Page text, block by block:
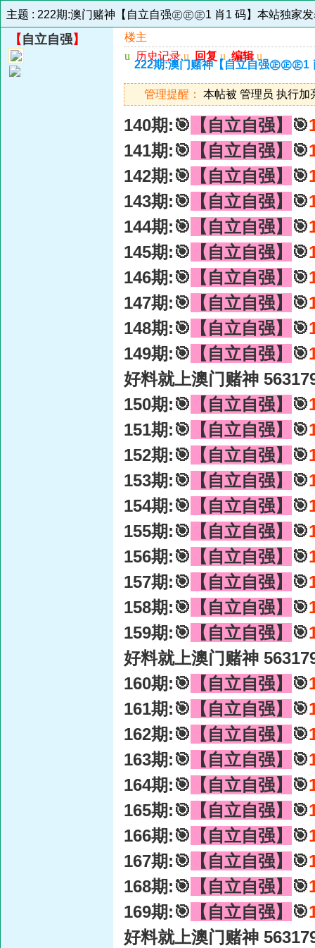
主题 : 222期:澳门赌神【自立自强㊣㊣㊣1 肖1 码】本站独家
【 自立自强】
楼主
u
历史记录 u 回复 u 编辑 u
222期:澳门赌神【自立自强㊣㊣㊣1
管理提醒： 本帖被 管理员 执行加
140期:🎯 【自立自强】 🎯
141期:🎯 【自立自强】 🎯
142期:🎯 【自立自强】 🎯
143期:🎯 【自立自强】 🎯
144期:🎯 【自立自强】 🎯
145期:🎯 【自立自强】 🎯
146期:🎯 【自立自强】 🎯
147期:🎯 【自立自强】 🎯
148期:🎯 【自立自强】 🎯
149期:🎯 【自立自强】 🎯
好料就上澳门赌神
150期:🎯 【自立自强】 🎯
151期:🎯 【自立自强】 🎯
152期:🎯 【自立自强】 🎯
153期:🎯 【自立自强】 🎯
154期:🎯 【自立自强】 🎯
155期:🎯 【自立自强】 🎯
156期:🎯 【自立自强】 🎯
157期:🎯 【自立自强】 🎯
158期:🎯 【自立自强】 🎯
159期:🎯 【自立自强】 🎯
好料就上澳门赌神
160期:🎯 【自立自强】 🎯
161期:🎯 【自立自强】 🎯
162期:🎯 【自立自强】 🎯
163期:🎯 【自立自强】 🎯
164期:🎯 【自立自强】 🎯
165期:🎯 【自立自强】 🎯
166期:🎯 【自立自强】 🎯
167期:🎯 【自立自强】 🎯
168期:🎯 【自立自强】 🎯
169期:🎯 【自立自强】 🎯
好料就上澳门赌神